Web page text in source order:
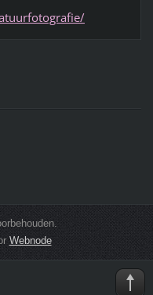
Webnode